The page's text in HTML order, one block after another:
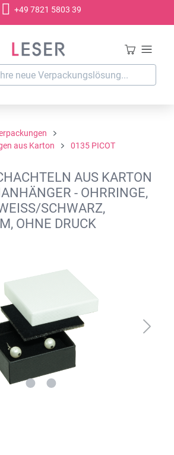
+49 7821 5803 39
aus Karton
0135 PICOT
AUS KARTON
- OHRRINGE,
SCHWARZ,
OHNE DRUCK